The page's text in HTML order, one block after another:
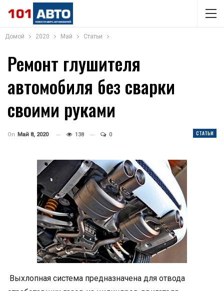
Домой 2020 Май Статьи
Ремонт глушителя
автомобиля без сварки
своими руками
СТАТЬИ
On Май 8, 2020 138 0
Выхлопная система предназначена для отвода